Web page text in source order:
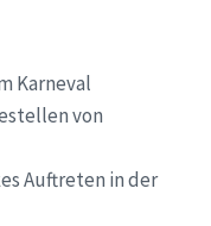
Karneval
von
Auftreten in der